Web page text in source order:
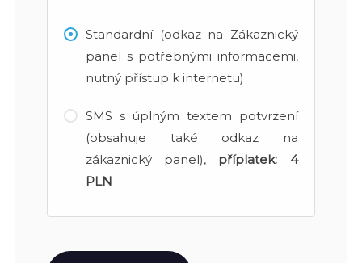
Standardní (odkaz na Zákaznický
panel s potřebnými informacemi,
nutný přístup k internetu)
SMS s úplným textem potvrzení
(obsahuje také odkaz na
zákaznický panel), příplatek: 4
PLN